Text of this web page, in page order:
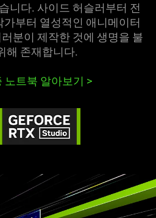
니다. 사이드 허슬러부터 전
부터 열성적인 애니메이터
분이 제작한 것에 생명을 불
해 존재합니다.
노트북 알아보기 >